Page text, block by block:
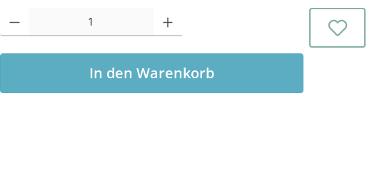
Produkt Anzahl: Gib den gewünschten Wert ein oder benutze die
In den Warenkorb